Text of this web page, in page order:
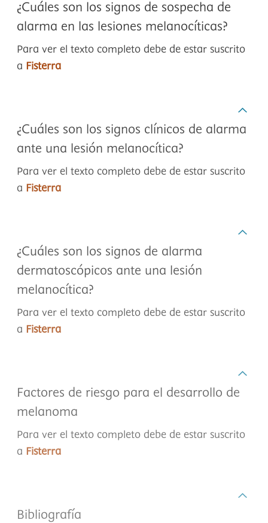
¿Cuáles son los signos de sospecha de
alarma en las lesiones melanocíticas?
Para ver el texto completo debe de estar suscrito
a Fisterra
¿Cuáles son los signos clínicos de alarma
ante una lesión melanocítica?
Para ver el texto completo debe de estar suscrito
a Fisterra
¿Cuáles son los signos de alarma
dermatoscópicos ante una lesión
melanocítica?
Para ver el texto completo debe de estar suscrito
a Fisterra
Factores de riesgo para el desarrollo de
melanoma
Para ver el texto completo debe de estar suscrito
a Fisterra
Bibliografía